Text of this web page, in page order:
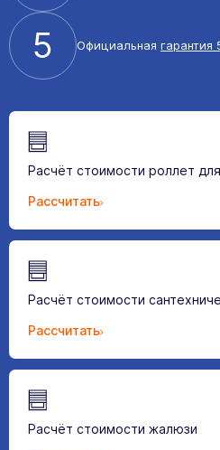
5 Официальная гарантия
Расчёт стоимости роллет
Рассчитать
Расчёт стоимости
Рассчитать
Расчёт стоимости жалюзи